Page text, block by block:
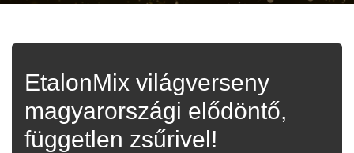
EtalonMix világverseny
magyarországi elődöntő,
független zsűrivel!